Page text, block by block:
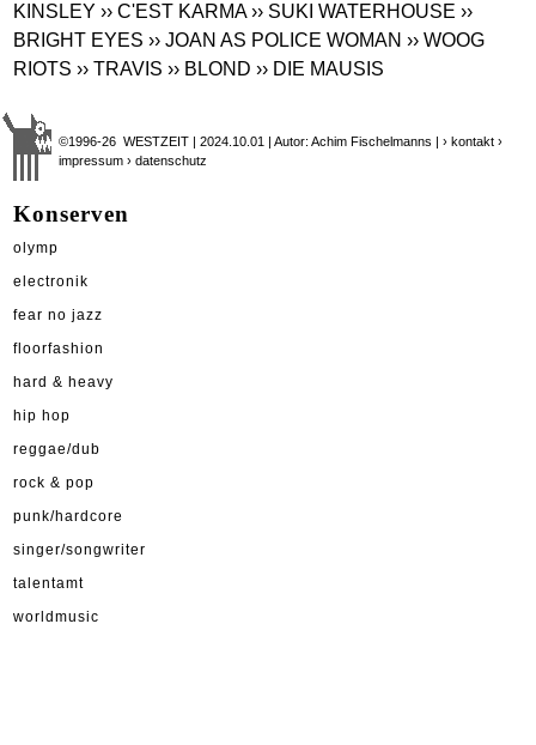
KINSLEY ›› C'EST KARMA ›› SUKI WATERHOUSE ››
BRIGHT EYES ›› JOAN AS POLICE WOMAN›› WOOG
RIOTS ›› TRAVIS ›› BLOND ›› DIE MAUSIS
©1996-26 WESTZEIT | 2024.10.01 | Autor: Achim Fischelmanns |› kontakt ›
impressum › datenschutz
Konserven
olymp
electronik
fear no jazz
floorfashion
hard & heavy
hip hop
reggae/dub
rock & pop
punk/hardcore
singer/songwriter
talentamt
worldmusic